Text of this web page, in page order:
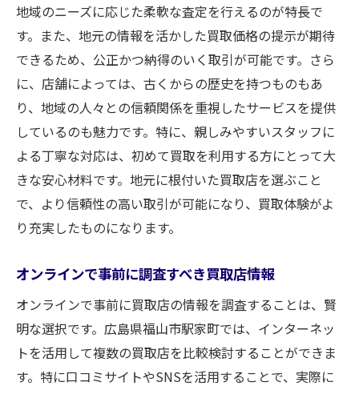
自宅からでも簡単に買取依頼ができる方法
広島県福山市での出張買取の利用ガイド
遠方からの利用者が増える理由とは
駅家町服部本郷で注目の買取スタイルその特徴
を解説
地域特有の買取スタイルの魅力とは
駅家町服部本郷で話題の買取店をチェック
独自のサービスで注目を集める買取形態
介
福山市駅家町で選ぶべき買取方法の特徴
注目度の高い買取スタイルの選び方
広島県福山市で選ぶべき買取スタイル信頼の鍵
を握る
地域のニーズに応じた柔軟な査定を行えるのが特長で
す。また、地元の情報を活かした買取価格の提示が期待
できるため、公正かつ納得のいく取引が可能です。さら
に、店舗によっては、古くからの歴史を持つものもあ
り、地域の人々との信頼関係を重視したサービスを提供
しているのも魅力です。特に、親しみやすいスタッフに
よる丁寧な対応は、初めて買取を利用する方にとって大
きな安心材料です。地元に根付いた買取店を選ぶこと
で、より信頼性の高い取引が可能になり、買取体験がよ
り充実したものになります。
オンラインで事前に調査すべき買取店情報
オンラインで事前に買取店の情報を調査することは、賢
明な選択です。広島県福山市駅家町では、インターネッ
トを活用して複数の買取店を比較検討することができま
す。特に口コミサイトやSNSを活用することで、実際に